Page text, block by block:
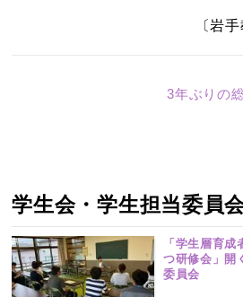
〔岩
3年ぶりの
学生会・学生担当委員
「学生層育
つ研修会」開
委員会